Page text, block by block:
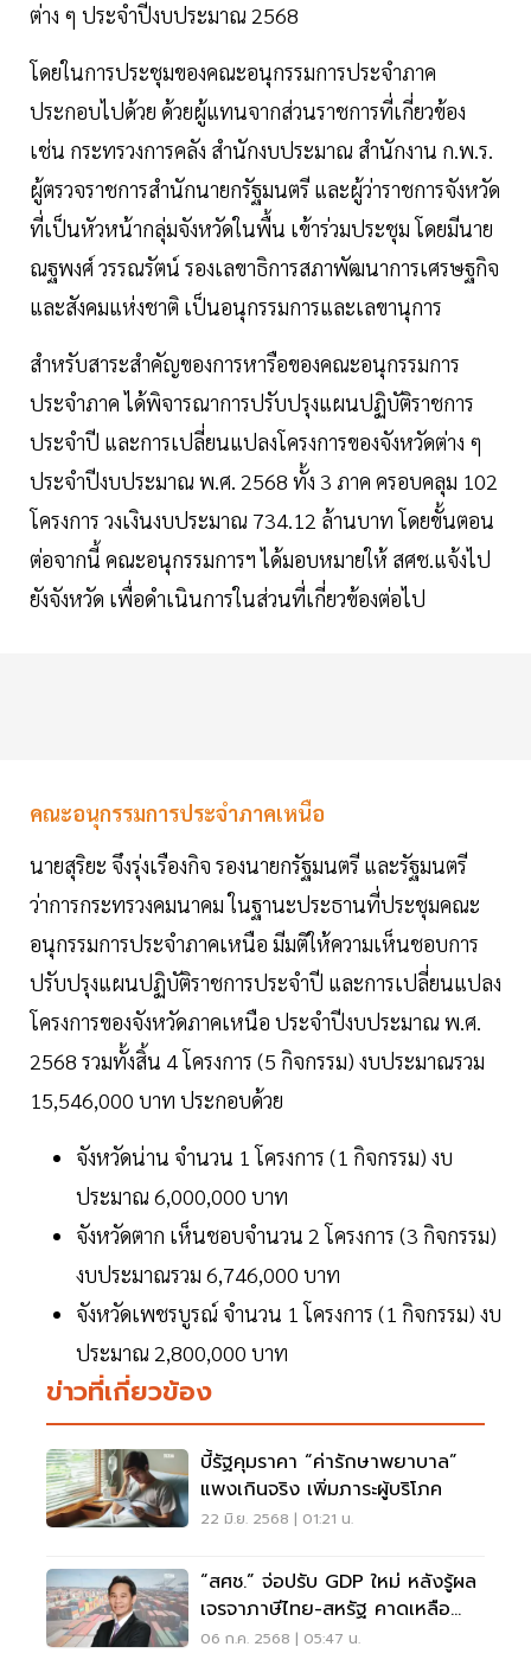
ต่าง ๆ ประจำปีงบประมาณ 2568
โดยในการประชุมของคณะอนุกรรมการประจำภาค
ประกอบไปด้วย ด้วยผู้แทนจากส่วนราชการที่เกี่ยวข้อง
เช่น กระทรวงการคลัง สำนักงบประมาณ สำนักงาน ก.พ.ร.
ผู้ตรวจราชการสำนักนายกรัฐมนตรี และผู้ว่าราชการจังหวัด
ที่เป็นหัวหน้ากลุ่มจังหวัดในพื้น เข้าร่วมประชุม โดยมีนาย
ณฐพงศ์ วรรณรัตน์ รองเลขาธิการสภาพัฒนาการเศรษฐกิจ
และสังคมแห่งชาติ เป็นอนุกรรมการและเลขานุการ
สำหรับสาระสำคัญของการหารือของคณะอนุกรรมการ
ประจำภาค ได้พิจารณาการปรับปรุงแผนปฏิบัติราชการ
ประจำปี และการเปลี่ยนแปลงโครงการของจังหวัดต่าง ๆ
ประจำปีงบประมาณ พ.ศ. 2568 ทั้ง 3 ภาค ครอบคลุม 102
โครงการ วงเงินงบประมาณ 734.12 ล้านบาท โดยขั้นตอน
ต่อจากนี้ คณะอนุกรรมการฯ ได้มอบหมายให้ สศช.แจ้งไป
ยังจังหวัด เพื่อดำเนินการในส่วนที่เกี่ยวข้องต่อไป
คณะอนุกรรมการประจำภาคเหนือ
นายสุริยะ จึงรุ่งเรืองกิจ รองนายกรัฐมนตรี และรัฐมนตรี
ว่าการกระทรวงคมนาคม ในฐานะประธานที่ประชุมคณะ
อนุกรรมการประจำภาคเหนือ มีมติให้ความเห็นชอบการ
ปรับปรุงแผนปฏิบัติราชการประจำปี และการเปลี่ยนแปลง
โครงการของจังหวัดภาคเหนือ ประจำปีงบประมาณ พ.ศ.
2568 รวมทั้งสิ้น 4 โครงการ (5 กิจกรรม) งบประมาณรวม
15,546,000 บาท ประกอบด้วย
จังหวัดน่าน จำนวน 1 โครงการ (1 กิจกรรม) งบ
ประมาณ 6,000,000 บาท
จังหวัดตาก เห็นชอบจำนวน 2 โครงการ (3 กิจกรรม)
งบประมาณรวม 6,746,000 บาท
จังหวัดเพชรบูรณ์ จำนวน 1 โครงการ (1 กิจกรรม) งบ
ประมาณ 2,800,000 บาท
ข่าวที่เกี่ยวข้อง
บี้รัฐคุมราคา “ค่ารักษาพยาบาล”
แพงเกินจริง เพิ่มภาระผู้บริโภค
22 มิ.ย. 2568 | 01:21 น.
“สศช.” จ่อปรับ GDP ใหม่ หลังรู้ผล
เจรจาภาษีไทย-สหรัฐ คาดเหลือ
18%
06 ก.ค. 2568 | 05:47 น.